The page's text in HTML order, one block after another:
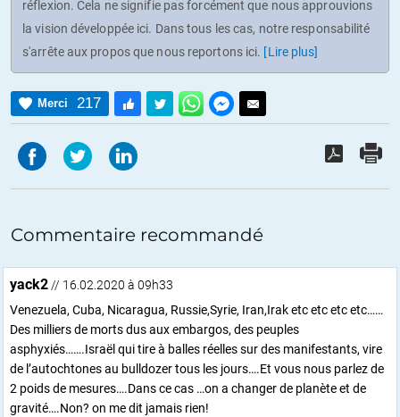
réflexion. Cela ne signifie pas forcément que nous approuvions
la vision développée ici. Dans tous les cas, notre responsabilité
s'arrête aux propos que nous reportons ici. [Lire plus]
Merci 217
Commentaire recommandé
yack2// 16.02.2020 à 09h33
Venezuela, Cuba, Nicaragua, Russie,Syrie, Iran,Irak etc etc etc etc……
Des milliers de morts dus aux embargos, des peuples
asphyxiés…….Israël qui tire à balles réelles sur des manifestants, vire
de l’autochtones au bulldozer tous les jours….Et vous nous parlez de
2 poids de mesures….Dans ce cas …on a changer de planète et de
gravité….Non? on me dit jamais rien!